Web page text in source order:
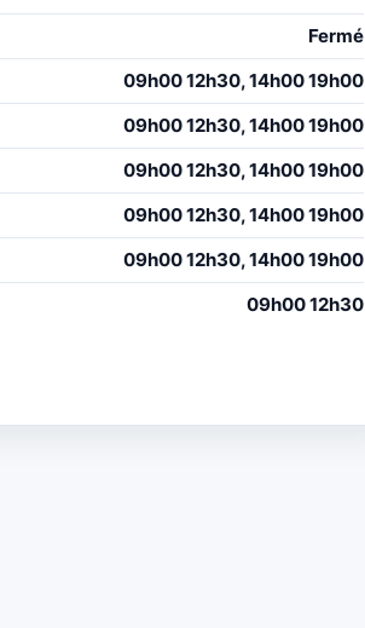
Fermé
09h00 12h30, 14h00 19h00
09h00 12h30, 14h00 19h00
09h00 12h30, 14h00 19h00
09h00 12h30, 14h00 19h00
09h00 12h30, 14h00 19h00
09h00 12h30